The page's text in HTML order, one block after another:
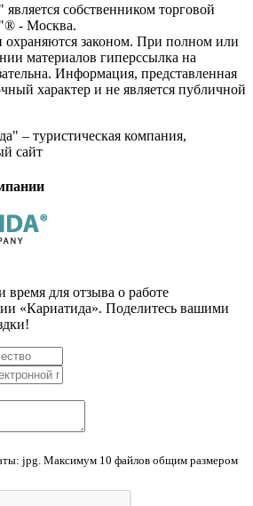
собственником торговой
- Москва.
законом. При полном или
материалов гиперссылка на
Информация, представленная
характер и не является публичной
– туристическая компания,
сайт
для отзыва о работе
«Кариатида». Поделитесь вашими
jpg. Максимум 10 файлов общим размером